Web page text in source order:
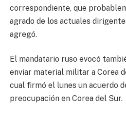
correspondiente, que
agrado de los actuales
agregó.
El mandatario ruso evocó
enviar material militar a Corea
cual firmó el lunes un acuerdo
preocupación en Corea del Sur.